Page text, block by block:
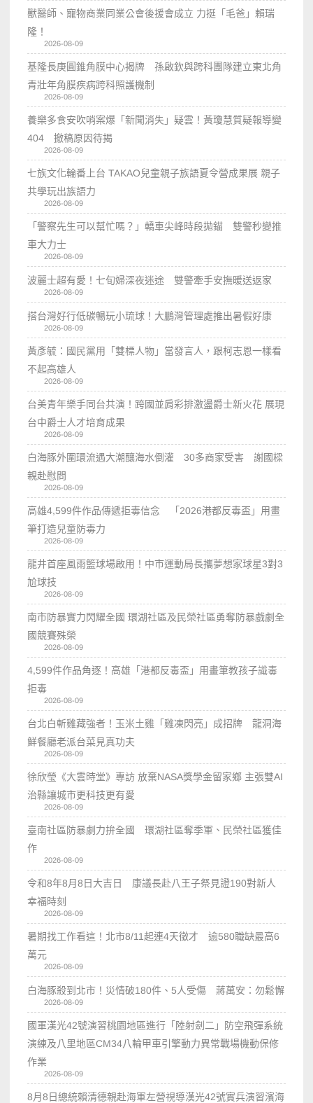
獸醫師、寵物商業同業公會後援會成立 力挺「毛爸」賴瑞
隆！
2026-08-09
基隆長庚圓錐角膜中心揭牌 孫啟欽與跨科團隊建立東北角
青壯年角膜疾病跨科照護機制
2026-08-09
養樂多食安吹哨案爆「新聞消失」疑雲！黃瓊慧質疑報導變
404 撤稿原因待揭
2026-08-09
七族文化輪番上台 TAKAO兒童親子族語夏令營成果展 親子
共學玩出族語力
2026-08-09
「警察先生可以幫忙嗎？」轎車尖峰時段拋錨 雙警秒變推
車大力士
2026-08-09
波麗士超有愛！七旬婦深夜迷途 雙警牽手安撫暖送返家
2026-08-09
搭台灣好行低碳暢玩小琉球！大鵬灣管理處推出暑假好康
2026-08-09
黃彥毓：國民黨用「雙標人物」當發言人，跟柯志恩一樣看
不起高雄人
2026-08-09
台美青年樂手同台共演！跨國並肩彩排激盪爵士新火花 展現
台中爵士人才培育成果
2026-08-09
白海豚外圍環流遇大潮釀海水倒灌 30多商家受害 謝國樑
親赴慰問
2026-08-09
高雄4,599件作品傳遞拒毒信念 「2026港都反毒盃」用畫
筆打造兒童防毒力
2026-08-09
龍井首座風雨籃球場啟用！中市運動局長攜夢想家球星3對3
尬球技
2026-08-09
南市防暴實力閃耀全國 環湖社區及民榮社區勇奪防暴戲劇全
國競賽殊榮
2026-08-09
4,599件作品角逐！高雄「港都反毒盃」用畫筆教孩子識毒
拒毒
2026-08-09
台北白斬雞藏強者！玉米土雞「雞凍閃亮」成招牌 龍洞海
鮮餐廳老派台菜見真功夫
2026-08-09
徐欣瑩《大雲時堂》專訪 放棄NASA獎學金留家鄉 主張雙AI
治縣讓城市更科技更有愛
2026-08-09
臺南社區防暴劇力拚全國 環湖社區奪季軍、民榮社區獲佳
作
2026-08-09
令和8年8月8日大吉日 康議長赴八王子祭見證190對新人
幸福時刻
2026-08-09
暑期找工作看這！北市8/11起連4天徵才 逾580職缺最高6
萬元
2026-08-09
白海豚殺到北市！災情破180件、5人受傷 蔣萬安：勿鬆懈
2026-08-09
國軍漢光42號演習桃園地區進行「陸射劍二」防空飛彈系統
演練及八里地區CM34八輪甲車引擎動力異常戰場機動保修
作業
2026-08-09
8月8日總統賴清德親赴海軍左營視導漢光42號實兵演習濱海